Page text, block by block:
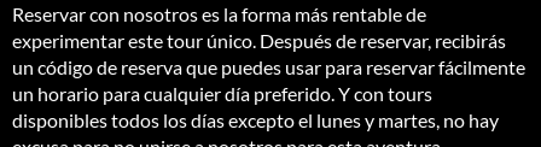
Reservar con nosotros es la forma más rentable de
experimentar este tour único. Después de reservar, recibirás
un código de reserva que puedes usar para reservar fácilmente
un horario para cualquier día preferido. Y con tours
disponibles todos los días excepto el lunes y martes, no hay